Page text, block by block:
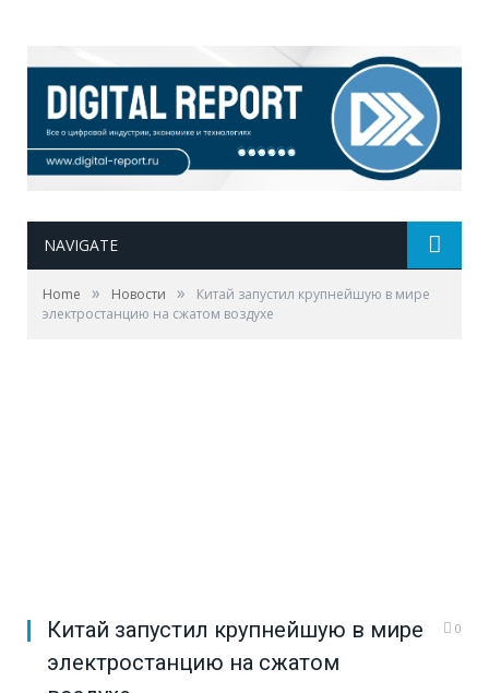
NAVIGATE
Home » Новости »
Китай запустил крупнейшую в мире
электростанцию на сжатом воздухе
Китай запустил крупнейшую в мире
электростанцию на сжатом
0